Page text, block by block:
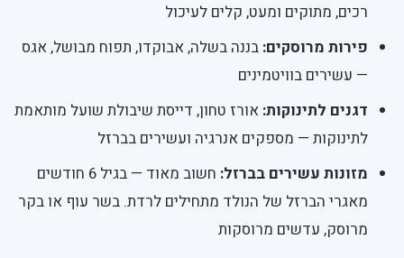
רכים, מתוקים ומעט, קלים לעיכול
פירות מרוסקים: בננה בשלה, אבוקדו, תפוח מבושל, אגס
— עשירים בוויטמינים
דגנים לתינוקות: אורז טחון, דייסת שיבולת שועל מותאמת
לתינוקות — מספקים אנרגיה ועשירים בברזל
מזונות עשירים בברזל:
חשוב מאוד — בגיל 6 חודשים
מאגרי הברזל של הנולד מתחילים לרדת. בשר עוף או בקר
מרוסק, עדשים מרוסקות